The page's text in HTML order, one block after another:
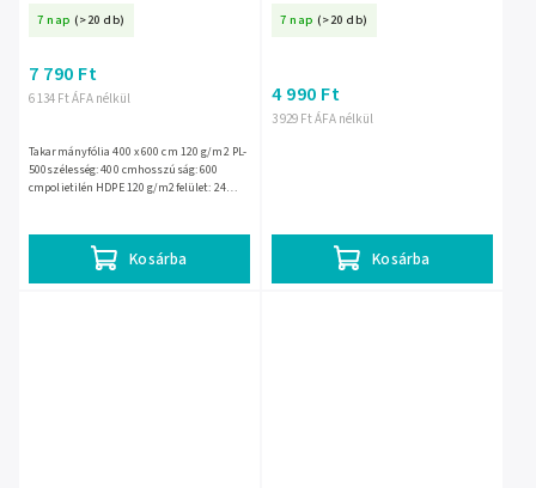
7 nap (>20 db)
6 134 Ft ÁFA nélkül
7 790 Ft
Kosárba
Takarmányfólia 400 x 600 cm 120 g/m2 PL-
500szélesség: 400 cmhosszúság: 600
cmpolietilén HDPE 120 g/m2felület: 24
7 nap (>20 db)
3 929 Ft ÁFA nélkül
4 990 Ft
Kosárba